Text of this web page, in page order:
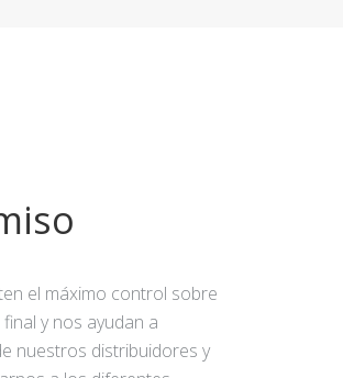
el máximo control sobre
y nos ayudan a
nuestros distribuidores y